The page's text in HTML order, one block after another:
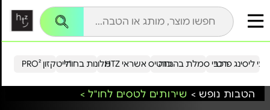
הייטקזון PRO²מלונות בחו"ל כרטיס אשראי HTZ ליסינג פרטירכבי סמלת בהנחה
הטבות נופש > שירותים לטסים לחו"ל >